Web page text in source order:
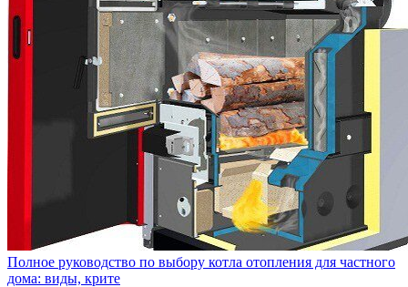
Полное руководство по выбору котла отопления для частного
дома: виды, крите